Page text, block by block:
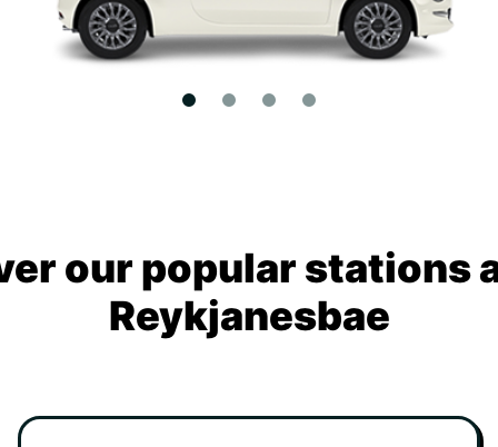
our popular stations
Reykjanesbae